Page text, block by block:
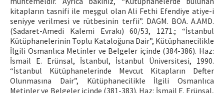
kitapların tasnifi ile meşgul olan Ali Fethi Efendiye atiye-i
seniyye verilmesi ve rütbesinin terfii”. DAGM. BOA. A.AMD.
(Sadaret-Amedi Kalemi Evrakı) 60/53, 1271.; “İstanbul
Kütüphanelerinin Toplu Kataloğuna Dair”, Kütüphanecilikle
İlgili Osmanlıca Metinler ve Belgeler içinde (384-386). Haz:
İsmail E. Erünsal, İstanbul, İstanbul Üniversitesi, 1990.
“İstanbul Kütüphanelerinde Mevcut Kitapların Defter
Olunmasına Dair”, Kütüphanecilikle İlgili Osmanlıca
Metinler ve Belgeler içinde (381-383). Haz: İsmail E. Erünsal,